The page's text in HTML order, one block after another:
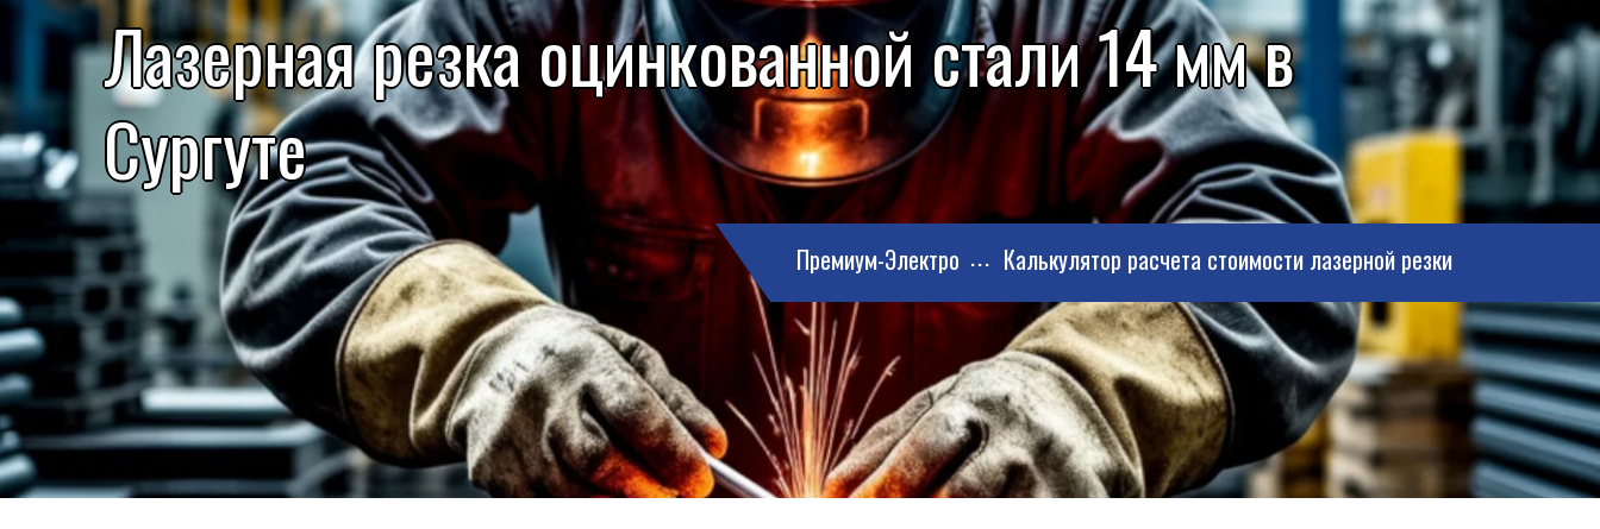
Лазерная резка оцинкованной стали 14 мм в
Сургуте
Премиум-Электро Калькулятор расчета стоимости лазерной резки